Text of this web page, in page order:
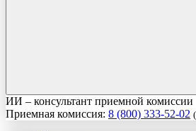
ИИ – консультант приемной комиссии
Приемная комиссия: 8 (800) 333-52-02